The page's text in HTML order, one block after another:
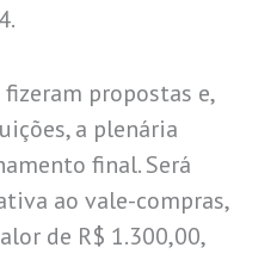
propostas e,
a plenária
final. Será
ao vale-compras,
de R$ 1.300,00,